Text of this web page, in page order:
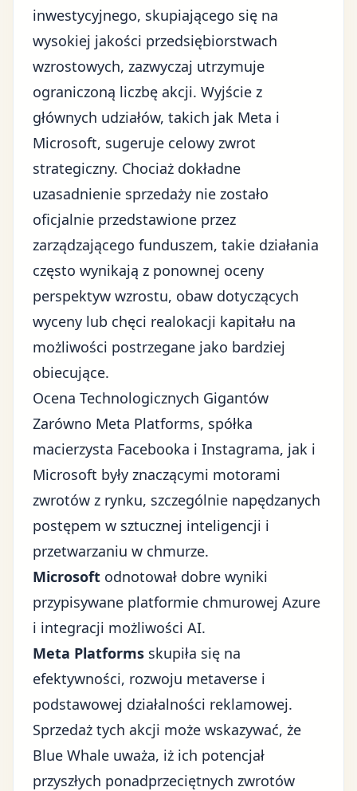
inwestycyjnego, skupiającego się na
wysokiej jakości przedsiębiorstwach
wzrostowych, zazwyczaj utrzymuje
ograniczoną liczbę akcji. Wyjście z
głównych udziałów, takich jak Meta i
Microsoft, sugeruje celowy zwrot
strategiczny. Chociaż dokładne
uzasadnienie sprzedaży nie zostało
oficjalnie przedstawione przez
zarządzającego funduszem, takie działania
często wynikają z ponownej oceny
perspektyw wzrostu, obaw dotyczących
wyceny lub chęci realokacji kapitału na
możliwości postrzegane jako bardziej
obiecujące.
Ocena Technologicznych Gigantów
Zarówno Meta Platforms, spółka
macierzysta Facebooka i Instagrama, jak i
Microsoft były znaczącymi motorami
zwrotów z rynku, szczególnie napędzanych
postępem w sztucznej inteligencji i
przetwarzaniu w chmurze.
Microsoft odnotował dobre wyniki
przypisywane platformie chmurowej Azure
i integracji możliwości AI.
Meta Platforms skupiła się na
efektywności, rozwoju metaverse i
podstawowej działalności reklamowej.
Sprzedaż tych akcji może wskazywać, że
Blue Whale uważa, iż ich potencjał
przyszłych ponadprzeciętnych zwrotów